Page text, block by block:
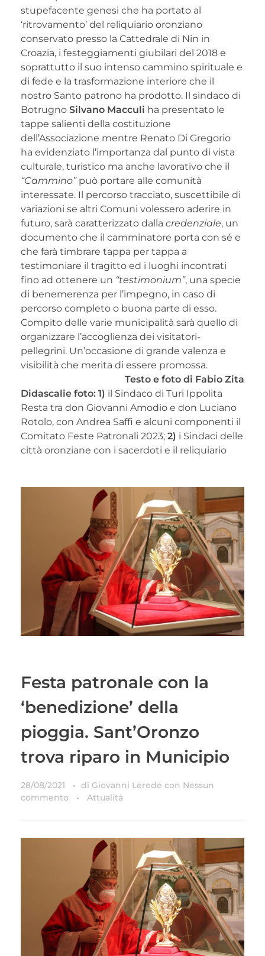
stupefacente genesi che ha portato al
‘ritrovamento’ del reliquiario oronziano
conservato presso la Cattedrale di Nin in
Croazia, i festeggiamenti giubilari del 2018 e
soprattutto il suo intenso cammino spirituale e
di fede e la trasformazione interiore che il
nostro Santo patrono ha prodotto. Il sindaco di
Botrugno Silvano Macculi ha presentato le
tappe salienti della costituzione
dell’Associazione mentre Renato Di Gregorio
ha evidenziato l’importanza dal punto di vista
culturale, turistico ma anche lavorativo che il
“Cammino” può portare alle comunità
interessate. Il percorso tracciato, suscettibile di
variazioni se altri Comuni volessero aderire in
futuro, sarà caratterizzato dalla credenziale, un
documento che il camminatore porta con sé e
che farà timbrare tappa per tappa a
testimoniare il tragitto ed i luoghi incontrati
fino ad ottenere un “testimonium”, una specie
di benemerenza per l’impegno, in caso di
percorso completo o buona parte di esso.
Compito delle varie municipalità sarà quello di
organizzare l’accoglienza dei visitatori-
pellegrini. Un’occasione di grande valenza e
visibilità che merita di essere promossa.
Testo e foto di Fabio Zita
Didascalie foto: 1) il Sindaco di Turi Ippolita
Resta tra don Giovanni Amodio e don Luciano
Rotolo, con Andrea Saffi e alcuni componenti il
Comitato Feste Patronali 2023; 2) i Sindaci delle
città oronziane con i sacerdoti e il reliquiario
Festa patronale con la
‘benedizione’ della
pioggia. Sant’Oronzo
trova riparo in Municipio
28/08/2021 di Giovanni Lerede con Nessun
commento
Attualità